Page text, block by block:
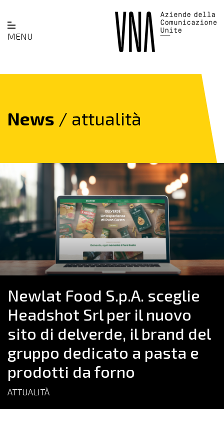
MENU
News / attualità
Newlat Food S.p.A. sceglie
Headshot Srl per il nuovo
sito di delverde, il brand del
gruppo dedicato a pasta e
prodotti da forno
ATTUALITÀ